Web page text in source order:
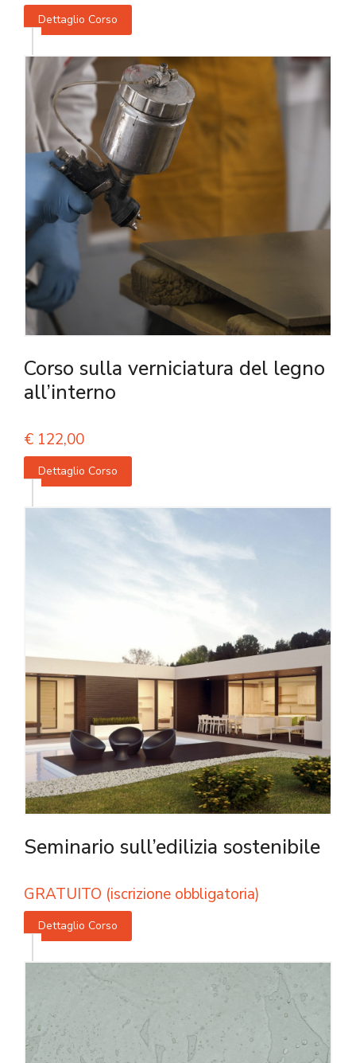
Dettaglio Corso
Corso sulla verniciatura del legno
all’interno
€ 122,00
Dettaglio Corso
Seminario sull’edilizia sostenibile
GRATUITO (iscrizione obbligatoria)
Dettaglio Corso